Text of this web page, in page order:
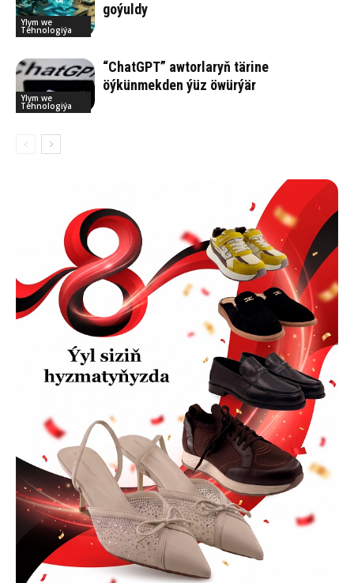
Ylym we
Tehnologiýa
goýuldy
Ylym we
Tehnologiýa
“ChatGPT” awtorlaryň tärine
öýkünmekden ýüz öwürýär